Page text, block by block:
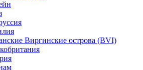
Виргинские острова (BVI)